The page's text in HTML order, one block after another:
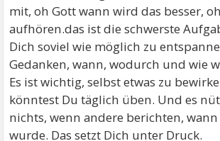
mit, oh Gott wann wird das besser,
aufhören.das ist die schwerste
Dich soviel wie möglich zu
Gedanken, wann, wodurch und wie
Es ist wichtig, selbst etwas zu
könntest Du täglich üben. Und es
nichts, wenn andere berichten, wann
wurde. Das setzt Dich unter Druck.